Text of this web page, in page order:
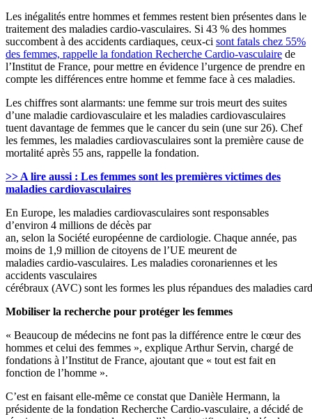
Les inégalités entre hommes et femmes restent bien présentes dans le
traitement des maladies cardio-vasculaires. Si 43 % des hommes
succombent à des accidents cardiaques, ceux-ci sont fatals chez 55%
des femmes, rappelle la fondation Recherche Cardio-vasculaire de
l’Institut de France, pour mettre en évidence l’urgence de prendre en
compte les différences entre homme et femme face à ces maladies.
Les chiffres sont alarmants: une femme sur trois meurt des suites
d’une maladie cardiovasculaire et les maladies cardiovasculaires
tuent davantage de femmes que le cancer du sein (une sur 26). Chef
les femmes, les maladies cardiovasculaires sont la première cause de
mortalité après 55 ans, rappelle la fondation.
>> A lire aussi : Les femmes sont les premières victimes des
maladies cardiovasculaires
En Europe, les maladies cardiovasculaires sont responsables
d’environ 4 millions de décès par
an, selon la Société européenne de cardiologie. Chaque année, pas
moins de 1,9 million de citoyens de l’UE meurent de
maladies cardio-vasculaires. Les maladies coronariennes et les
accidents vasculaires
cérébraux (AVC) sont les formes les plus répandues des maladies
Mobiliser la recherche pour protéger les femmes
« Beaucoup de médecins ne font pas la différence entre le cœur des
hommes et celui des femmes », explique Arthur Servin, chargé de
fondations à l’Institut de France, ajoutant que « tout est fait en
fonction de l’homme ».
C’est en faisant elle-même ce constat que Danièle Hermann, la
présidente de la fondation Recherche Cardio-vasculaire, a décidé de